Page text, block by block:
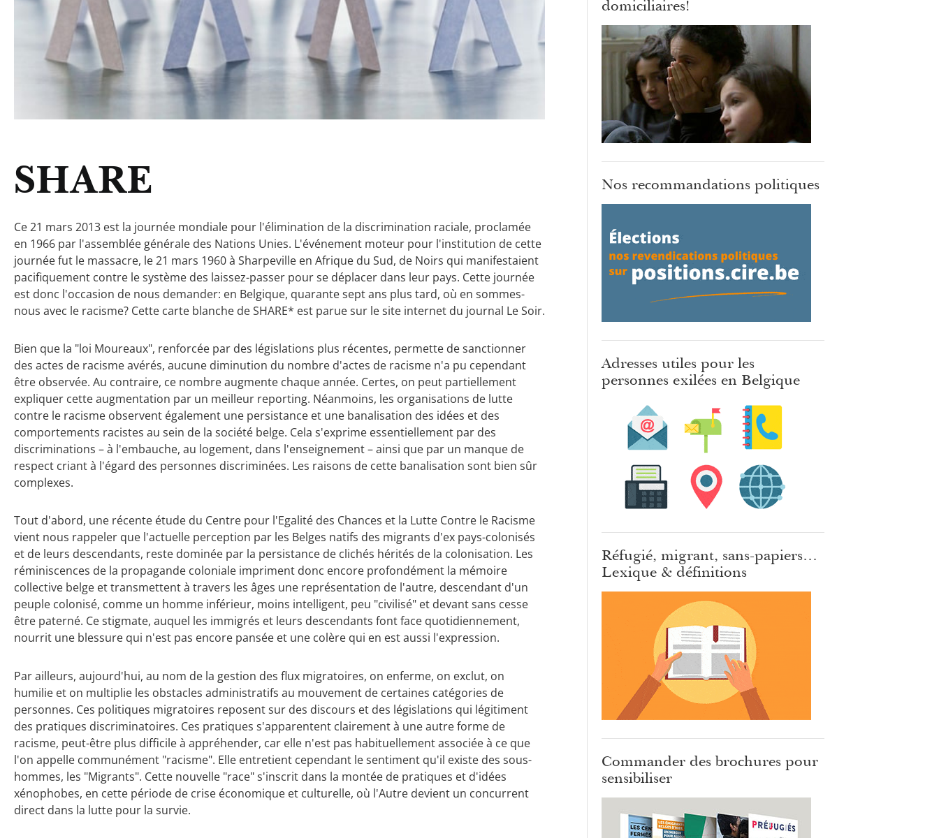
SHARE
Ce 21 mars 2013 est la journée mondiale pour l'élimination de la discrimination raciale, proclamée
en 1966 par l'assemblée générale des Nations Unies. L'événement moteur pour l'institution de cette
journée fut le massacre, le 21 mars 1960 à Sharpeville en Afrique du Sud, de Noirs qui manifestaient
pacifiquement contre le système des laissez-passer pour se déplacer dans leur pays. Cette journée
est donc l'occasion de nous demander: en Belgique, quarante sept ans plus tard, où en sommes-
nous avec le racisme? Cette carte blanche de SHARE* est parue sur le site internet du journal Le Soir.
Bien que la "loi Moureaux", renforcée par des législations plus récentes, permette de sanctionner
des actes de racisme avérés, aucune diminution du nombre d'actes de racisme n'a pu cependant
être observée. Au contraire, ce nombre augmente chaque année. Certes, on peut partiellement
expliquer cette augmentation par un meilleur reporting. Néanmoins, les organisations de lutte
contre le racisme observent également une persistance et une banalisation des idées et des
comportements racistes au sein de la société belge. Cela s'exprime essentiellement par des
discriminations – à l'embauche, au logement, dans l'enseignement – ainsi que par un manque de
respect criant à l'égard des personnes discriminées. Les raisons de cette banalisation sont bien sûr
complexes.
Tout d'abord, une récente étude du Centre pour l'Egalité des Chances et la Lutte Contre le Racisme
vient nous rappeler que l'actuelle perception par les Belges natifs des migrants d'ex pays-colonisés
et de leurs descendants, reste dominée par la persistance de clichés hérités de la colonisation. Les
réminiscences de la propagande coloniale impriment donc encore profondément la mémoire
collective belge et transmettent à travers les âges une représentation de l'autre, descendant d'un
peuple colonisé, comme un homme inférieur, moins intelligent, peu "civilisé" et devant sans cesse
être paterné. Ce stigmate, auquel les immigrés et leurs descendants font face quotidiennement,
nourrit une blessure qui n'est pas encore pansée et une colère qui en est aussi l'expression.
Par ailleurs, aujourd'hui, au nom de la gestion des flux migratoires, on enferme, on exclut, on
humilie et on multiplie les obstacles administratifs au mouvement de certaines catégories de
personnes. Ces politiques migratoires reposent sur des discours et des législations qui légitiment
des pratiques discriminatoires. Ces pratiques s'apparentent clairement à une autre forme de
racisme, peut-être plus difficile à appréhender, car elle n'est pas habituellement associée à ce que
l'on appelle communément "racisme". Elle entretient cependant le sentiment qu'il existe des sous-
hommes, les "Migrants". Cette nouvelle "race" s'inscrit dans la montée de pratiques et d'idées
xénophobes, en cette période de crise économique et culturelle, où l'Autre devient un concurrent
direct dans la lutte pour la survie.
domiciliaires!
Nos recommandations politiques
Adresses utiles pour les
personnes exilées en Belgique
Réfugié, migrant, sans-papiers…
Lexique & définitions
Commander des brochures pour
sensibiliser